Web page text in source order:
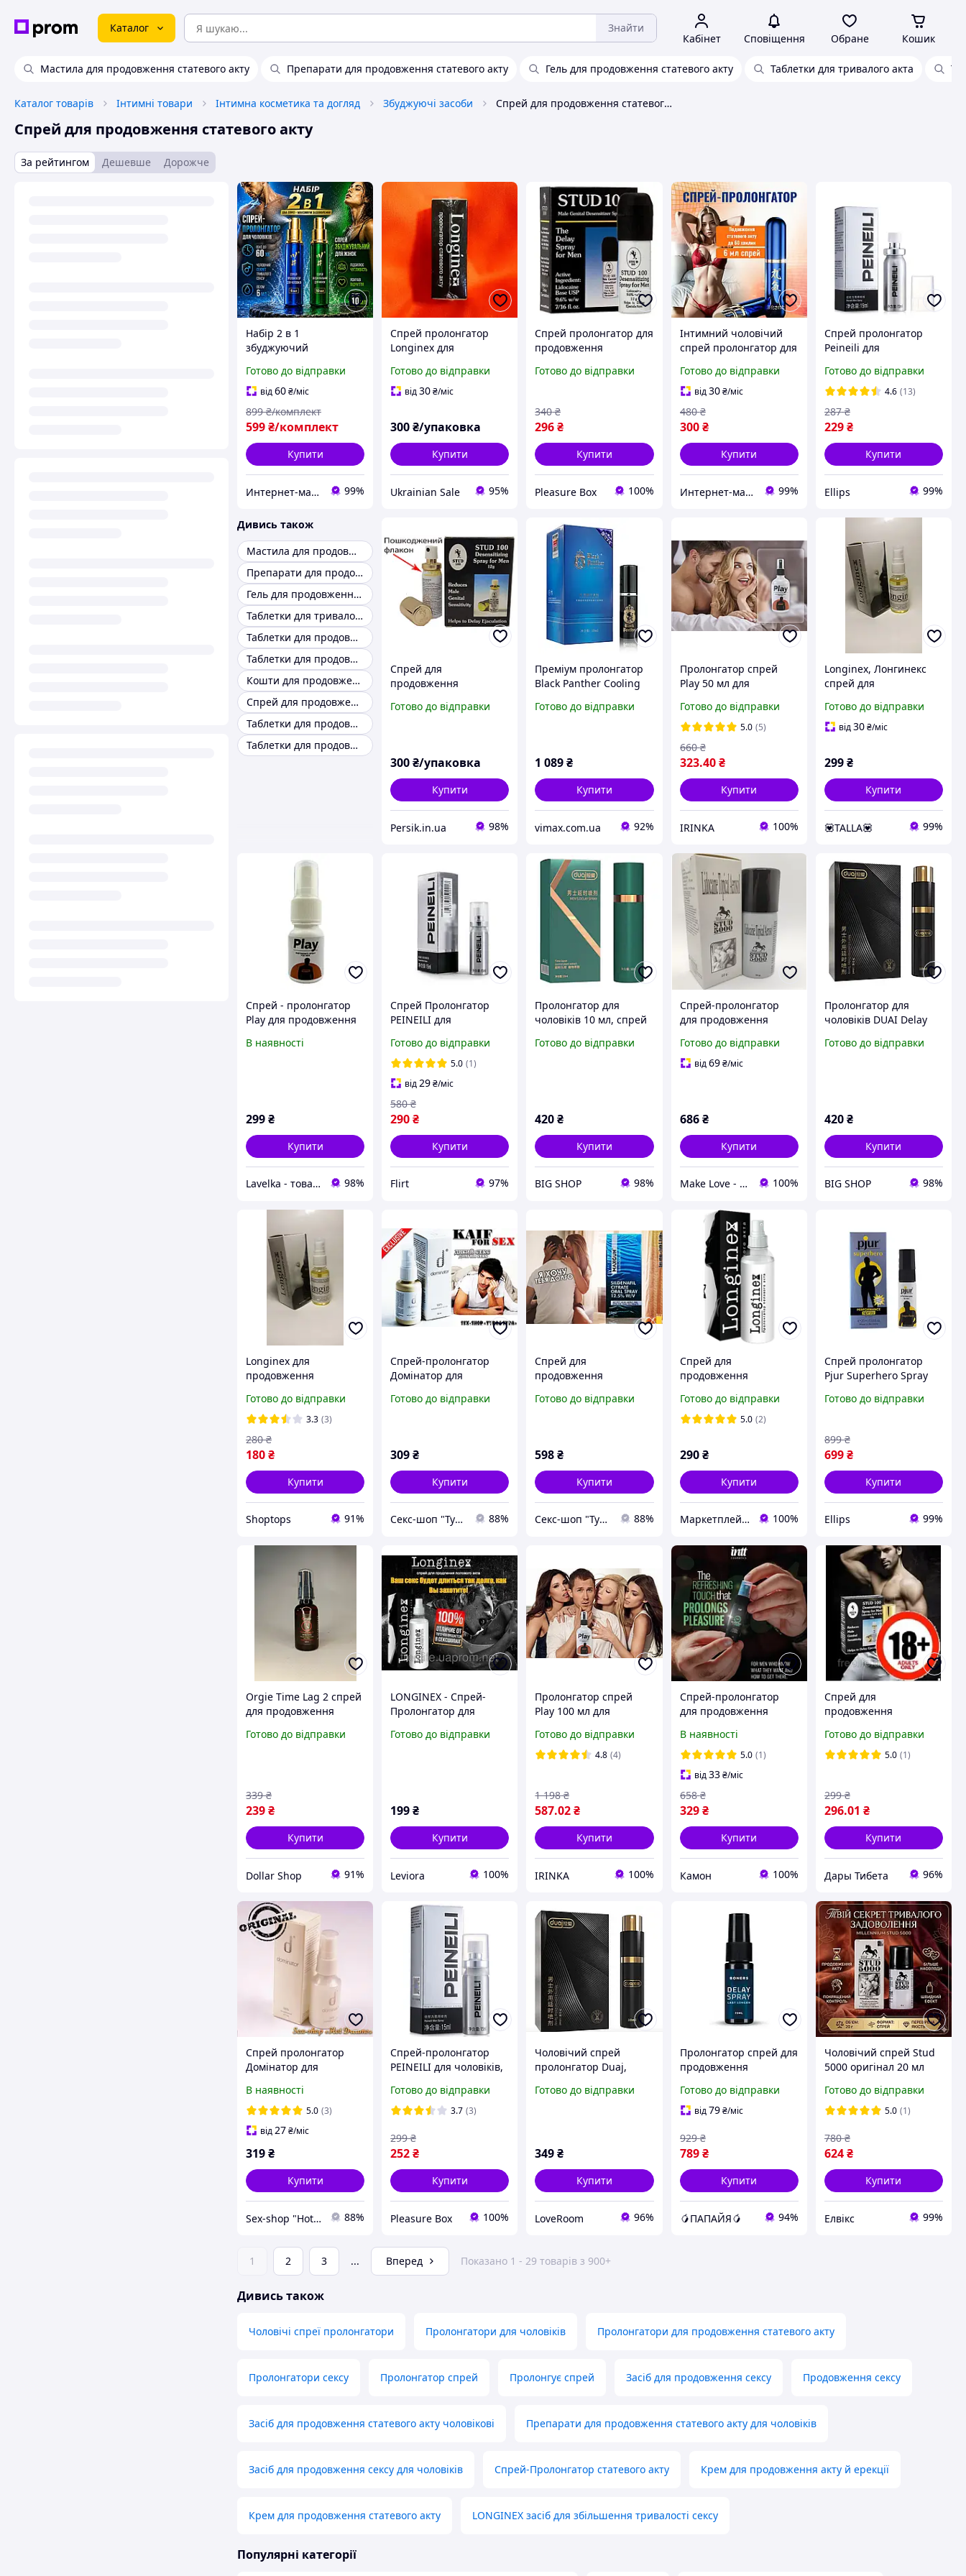
Каталог Знайти
Кабінет Сповіщення Обране Кошик
Мастила для продовження статевого акту Препарати для продовження статевого акту Гель для продовження статевого акту Таблетки для тривалого акта
Каталог товарів Інтимні товари Інтимна косметика та догляд Збуджуючі засоби Спрей для продовження статевого акту
Спрей для продовження статевого акту
За рейтингом Дешевше Дорожче
Набір 2 в 1
збуджуючий
збудник для жінок +
пролонгатор спрей для
чоловіків продовження
статевого акту сексу
Готово до відправки
від60₴/міс
599₴/комплект
899 ₴/комплект
Купити
Интернет-магазин IKA 99%
Спрей пролонгатор
Longinex для
статевого акту і
потенції, 30 мл,
Готово до відправки
від30₴/міс
300₴/упаковка
Купити
Ukrainian Sale 95%
Спрей пролонгатор для
продовження
AllInOne
Готово до відправки
296₴
340 ₴
Купити
Pleasure Box 100%
Інтимний чоловічий
спрей пролонгатор для
статевого акту та
затримки
сім'явипорскування
засіб для збільшення
часу сексу
Готово до відправки
від30 ₴/міс
300 ₴
480 ₴
Купити
Интернет-магазин IKA 99%
Спрей пролонгатор
Peineili для
статевого акту,
затримки еякуляції PTR
Готово до відправки
4.6 (13)
229₴
287 ₴
Купити
Ellips 99%
Дивись також
Мастила для продовження статевого акту
Препарати для продовження статевого акту
Гель для продовження статевого акту
Таблетки для тривалого акта
Таблетки для продовження сексу
Таблетки для продовження акта
Кошти для продовження статевого акту
Спрей для продовження акта
Таблетки для продовження статевого акту
Таблетки для продовження
Спрей для
продовження
пролонгатор Stud 100
флаконі
Готово до відправки
300₴/упаковка
Купити
Persik.in.ua 98%
Преміум пролонгатор
Black Panther Cooling
продовження
ефектом
Готово до відправки
1 089₴
Купити
vimax.com.ua 92%
Пролонгатор спрей
Play 50 мл для
статевого акту,
затримка еякуляції
Готово до відправки
5.0 (5)
323.40 ₴
660 ₴
Купити
IRINKA 100%
Longinex, Лонгинекс
спрей для
статевого акту Дніпро
Готово до відправки
від30₴/міс
299₴
Купити
💟TALLA💟 99%
Спрей - пролонгатор
Play для продовження
лідокаїном, 15 мл
В наявності
299₴
Купити
Lavelka - товари для задоволення 98%
Спрей Пролонгатор
PEINEILI для
статевого акту
Тривалість /
збільшення /
посилення ерекції
Готово до відправки
5.0 (1)
від29₴/міс
290₴
580 ₴
Купити
Flirt 97%
Пролонгатор для
чоловіків 10 мл, спрей
статевого акту та
Готово до відправки
420₴
Купити
BIG SHOP 98%
Спрей-пролонгатор
для продовження
чоловіків «Stud 5000»
20г / Спрей чоловічий
Готово до відправки
від69 ₴/міс
686 ₴
Купити
Make Love - інтим бутик 100%
Пролонгатор для
чоловіків DUAI Delay
інтимний спрей для
Готово до відправки
420₴
Купити
BIG SHOP 98%
Longinex для
продовження
для продовження
статевого акту
Longinex/ Лонгінекс 30
мл.
Готово до відправки
3.3 (3)
180₴
280 ₴
Купити
Shoptops 91%
Спрей-пролонгатор
Домінатор для
статевого акту,
Готово до відправки
309₴
Купити
Секс-шоп "Туда Сюда" 88%
Спрей для
продовження
багато годинників
Готово до відправки
598₴
Купити
Секс-шоп "Туда Сюда" 88%
Спрей для
продовження
(Лонгінекс), mebelime
Готово до відправки
5.0 (2)
290 ₴
Купити
Маркетплейс "7 Трав" товары от производителей Украины, Европы и Азии 100%
Спрей пролонгатор
Pjur Superhero Spray
продовження
затримки еякуляції
Готово до відправки
699₴
899 ₴
Купити
Ellips 99%
Orgie Time Lag 2 спрей
для продовження
Готово до відправки
239₴
339 ₴
Купити
Dollar Shop 91%
LONGINEX - Спрей-
Пролонгатор для
статевого акту
Готово до відправки
199₴
Купити
Leviora 100%
Пролонгатор спрей
Play 100 мл для
статевого акту,
затримка еякуляції
Готово до відправки
4.8 (4)
587.02₴
1 198 ₴
Купити
IRINKA 100%
Спрей-пролонгатор
для продовження
Max Power, 12 мл
В наявності
5.0 (1)
від33 ₴/міс
329 ₴
658 ₴
Купити
Камон 100%
Спрей для
продовження
100 штуд 100,
офіційний сайт, Англія
Готово до відправки
5.0 (1)
296.01 ₴
299 ₴
Купити
Дары Тибета 96%
Спрей пролонгатор
Домінатор для
статевого акту,
збільшення члена та
потовщення
В наявності
5.0 (3)
від27₴/міс
319₴
Купити
Sex-shop "Hot Dreams" 88%
Спрей-пролонгатор
PEINEILI для чоловіків,
затримки еякуляці
Пеїнеїлі для
статевого акту
Готово до відправки
3.7 (3)
252₴
299 ₴
Купити
Pleasure Box 100%
Чоловічий спрей
пролонгатор Duaj,
продовження
10 мл
Готово до відправки
349₴
Купити
LoveRoom 96%
Пролонгатор спрей для
продовження
Delay 15 мл Папайя
Готово до відправки
від79 ₴/міс
789 ₴
929 ₴
Купити
🥭ПАПАЙЯ🥭 94%
Чоловічий спрей Stud
5000 оригінал 20 мл
статевого акту (450 доз)
Готово до відправки
5.0 (1)
624₴
780 ₴
Купити
Елвікс 99%
1 2 3 ... Вперед Показано 1 - 29 товарів з 900+
Дивись також
Чоловічі спреї пролонгатори Пролонгатори для чоловіків Пролонгатори для продовження статевого акту
Пролонгатори сексу Пролонгатор спрей Пролонгує спрей Засіб для продовження сексу Продовження сексу
Засіб для продовження статевого акту чоловікові Препарати для продовження статевого акту для чоловіків
Засіб для продовження сексу для чоловіків Спрей-Пролонгатор статевого акту Крем для продовження акту й ерекції
Крем для продовження статевого акту LONGINEX засіб для збільшення тривалості сексу
Популярні категорії